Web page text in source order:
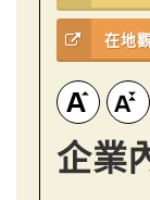
在地
企業